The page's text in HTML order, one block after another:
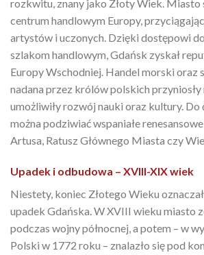
rozkwitu, znany jako Złoty Wiek. Miasto
centrum handlowym Europy,
artystów i uczonych. Dzięki dostępowi
szlakom handlowym, Gdańsk zyskał
Europy Wschodniej. Handel morski oraz
nadana przez królów polskich
umożliwiły rozwój nauki oraz kultury. Do
można podziwiać wspaniałe
Artusa, Ratusz Głównego Miasta czy
Upadek i odbudowa – XVIII-XIX wiek
Niestety, koniec Złotego Wieku
upadek Gdańska. W XVIII wieku miasto
podczas wojny północnej, a potem – w
Polski w 1772 roku – znalazło się pod